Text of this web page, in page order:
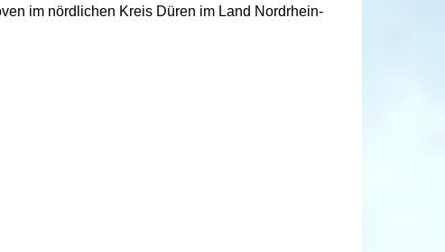
im nördlichen Kreis Düren im Land Nordrhein-